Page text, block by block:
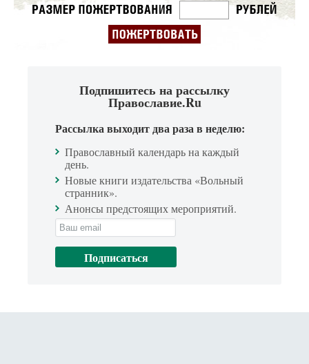
Подпишитесь на рассылку
Православие.Ru
Рассылка выходит два раза в неделю:
Православный календарь на каждый
день.
Новые книги издательства «Вольный
странник».
Анонсы предстоящих мероприятий.